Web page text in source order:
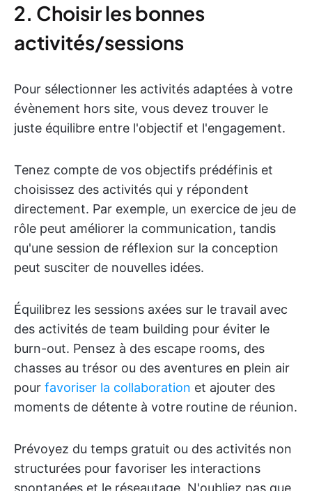
2. Choisir les bonnes
activités/sessions
Pour sélectionner les activités adaptées à votre
évènement hors site, vous devez trouver le
juste équilibre entre l'objectif et l'engagement.
Tenez compte de vos objectifs prédéfinis et
choisissez des activités qui y répondent
directement. Par exemple, un exercice de jeu de
rôle peut améliorer la communication, tandis
qu'une session de réflexion sur la conception
peut susciter de nouvelles idées.
Équilibrez les sessions axées sur le travail avec
des activités de team building pour éviter le
burn-out. Pensez à des escape rooms, des
chasses au trésor ou des aventures en plein air
pour favoriser la collaboration et ajouter des
moments de détente à votre routine de réunion.
Prévoyez du temps gratuit ou des activités non
structurées pour favoriser les interactions
spontanées et le réseautage. N'oubliez pas que